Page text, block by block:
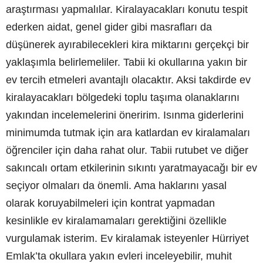
araştırması yapmalılar. Kiralayacakları konutu tespit
ederken aidat, genel gider gibi masrafları da
düşünerek ayırabilecekleri kira miktarını gerçekçi bir
yaklaşımla belirlemeliler. Tabii ki okullarına yakın bir
ev tercih etmeleri avantajlı olacaktır. Aksi takdirde ev
kiralayacakları bölgedeki toplu taşıma olanaklarını
yakından incelemelerini öneririm. Isınma giderlerini
minimumda tutmak için ara katlardan ev kiralamaları
öğrenciler için daha rahat olur. Tabii rutubet ve diğer
sakıncalı ortam etkilerinin sıkıntı yaratmayacağı bir ev
seçiyor olmaları da önemli. Ama haklarını yasal
olarak koruyabilmeleri için kontrat yapmadan
kesinlikle ev kiralamamaları gerektiğini özellikle
vurgulamak isterim. Ev kiralamak isteyenler Hürriyet
Emlak’ta okullara yakın evleri inceleyebilir, muhit